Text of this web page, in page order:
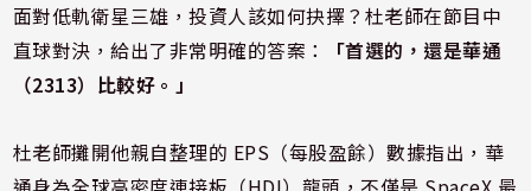
面對低軌衛星三雄，投資人該如何抉擇？杜老師在節目中
直球對決，給出了非常明確的答案：
「首選的，還是華通
（2313）比較好。」
杜老師攤開他親自整理的 EPS（每股盈餘）數據指出，華